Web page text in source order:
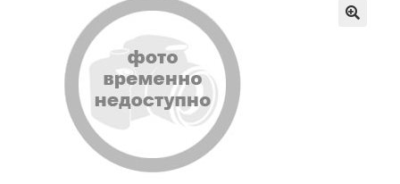
Оформление заказа